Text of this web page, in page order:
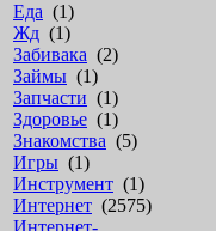
Еда (1)
Жд (1)
Забивака (2)
Займы (1)
Запчасти (1)
Здоровье (1)
Знакомства (5)
Игры (1)
Инструмент (1)
Интернет (2575)
Интернет-